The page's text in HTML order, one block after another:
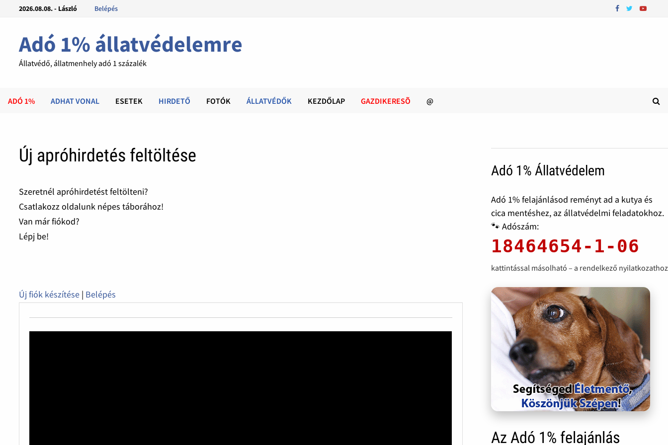
2026.08.08. - László Belépés
Adó 1% állatvédelemre
Állatvédő, állatmenhely adó 1 százalék
ADÓ 1% ADHAT VONAL ESETEK HIRDETŐ FOTÓK ÁLLATVÉDŐK KEZDŐLAP GAZDIKERESÕ @
Új apróhirdetés feltöltése
Szeretnél apróhirdetést feltölteni?
Csatlakozz oldalunk népes táborához!
Van már fiókod?
Lépj be!
Új fiók készítése | Belépés
Adó 1% Állatvédelem
Adó 1% felajánlásod reményt ad a kutya és
cica mentéshez, az állatvédelmi feladatokhoz.
🐾 Adószám:
18464654-1-06
kattintással másolható – a rendelkező nyilatkozathoz
Az Adó 1% felajánlás